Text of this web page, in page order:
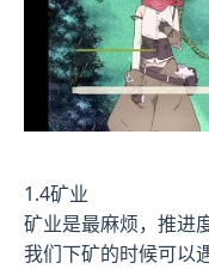
1.4矿业
矿业是最麻烦，推进
我们下矿的时候可以